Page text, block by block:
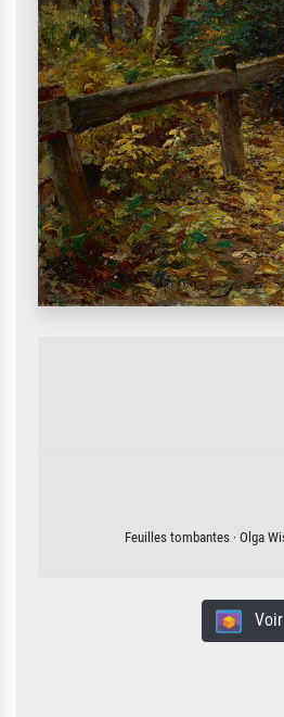
Feuilles tombantes · Olga
Voir